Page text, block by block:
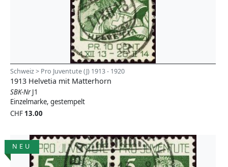
Schweiz > Pro Juventute (J) 1913 - 1920
1913 Helvetia mit Matterhorn
SBK-NrJ1
Einzelmarke, gestempelt
CHF 13.00
NEU